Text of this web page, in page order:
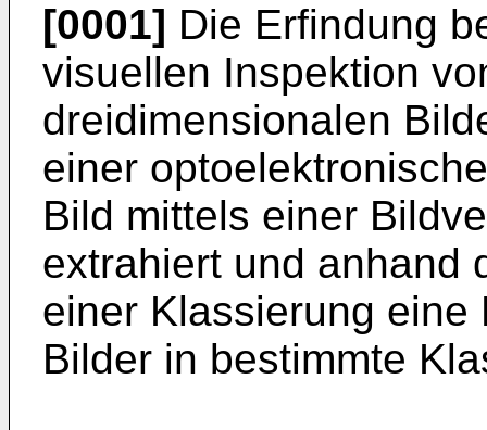
[0001] Die Erfindung
visuellen Inspektion
dreidimensionalen
einer
Bild mittels einer
extrahiert und anhand
einer Klassierung
Bilder in bestimmte